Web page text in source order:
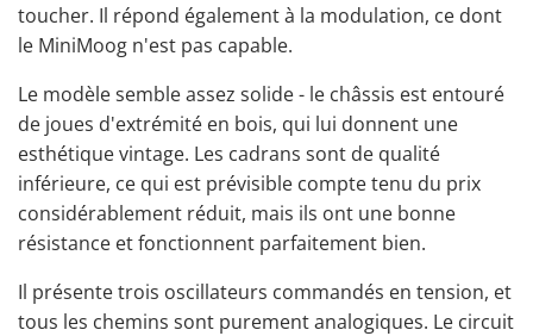
toucher. Il répond également à la modulation, ce dont
le MiniMoog n'est pas capable.
Le modèle semble assez solide - le châssis est entouré
de joues d'extrémité en bois, qui lui donnent une
esthétique vintage. Les cadrans sont de qualité
inférieure, ce qui est prévisible compte tenu du prix
considérablement réduit, mais ils ont une bonne
résistance et fonctionnent parfaitement bien.
Il présente trois oscillateurs commandés en tension, et
tous les chemins sont purement analogiques. Le circuit